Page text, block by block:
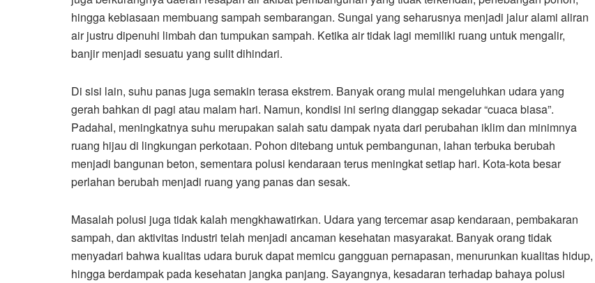
hingga kebiasaan membuang sampah sembarangan. Sungai yang seharusnya menjadi jalur alami aliran
air justru dipenuhi limbah dan tumpukan sampah. Ketika air tidak lagi memiliki ruang untuk mengalir,
banjir menjadi sesuatu yang sulit dihindari.
Di sisi lain, suhu panas juga semakin terasa ekstrem. Banyak orang mulai mengeluhkan udara yang
gerah bahkan di pagi atau malam hari. Namun, kondisi ini sering dianggap sekadar “cuaca biasa”.
Padahal, meningkatnya suhu merupakan salah satu dampak nyata dari perubahan iklim dan minimnya
ruang hijau di lingkungan perkotaan. Pohon ditebang untuk pembangunan, lahan terbuka berubah
menjadi bangunan beton, sementara polusi kendaraan terus meningkat setiap hari. Kota-kota besar
perlahan berubah menjadi ruang yang panas dan sesak.
Masalah polusi juga tidak kalah mengkhawatirkan. Udara yang tercemar asap kendaraan, pembakaran
sampah, dan aktivitas industri telah menjadi ancaman kesehatan masyarakat. Banyak orang tidak
menyadari bahwa kualitas udara buruk dapat memicu gangguan pernapasan, menurunkan kualitas hidup,
hingga berdampak pada kesehatan jangka panjang. Sayangnya, kesadaran terhadap bahaya polusi